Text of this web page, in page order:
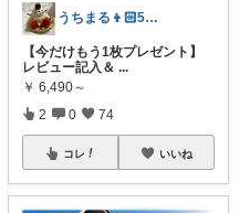
うちまる👦🏻5歳ママ♡
【今だけもう1枚プレゼント】
レビュー記入＆ ...
￥ 6,490～
2 0 74
コレ いいね